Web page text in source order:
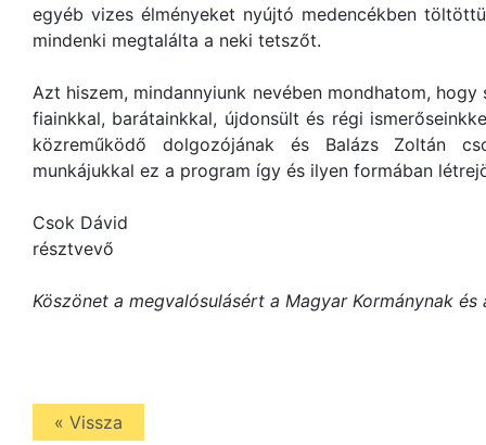
egyéb vizes élményeket nyújtó medencékben
mindenki megtalálta a neki tetszőt.
Azt hiszem, mindannyiunk nevében mondhatom,
fiainkkal, barátainkkal, újdonsült és régi
közreműködő dolgozójának és Balázs Zoltán
munkájukkal ez a program így és ilyen formában
Csok Dávid
résztvevő
Köszönet a megvalósulásért a Magyar Kormánynak
« Vissza